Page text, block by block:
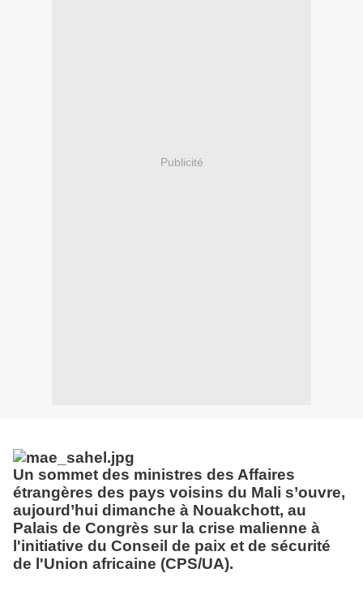
Publicité
Un sommet des ministres des Affaires
étrangères des pays voisins du Mali s’ouvre,
aujourd’hui dimanche à Nouakchott, au
Palais de Congrès sur la crise malienne à
l'initiative du Conseil de paix et de sécurité
de l'Union africaine (CPS/UA).